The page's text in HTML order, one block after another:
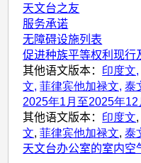
天文台之友
服务承诺
无障碍设施列表
促进种族平等权利现行
其他语文版本： 印度文,
文, 菲律宾他加禄文, 泰
2025年1月至2025年
其他语文版本： 印度文,
文,菲律宾他加禄文,泰
天文台办公室的室内空